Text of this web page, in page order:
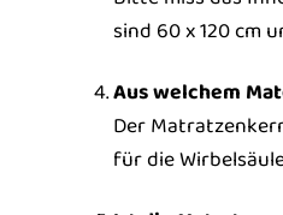
sind 60 x 120 cm
Aus welchem
Der
für die